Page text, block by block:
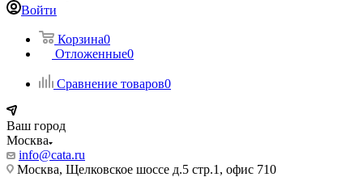
Войти
Корзина0
Отложенные0
Сравнение товаров0
Ваш город
Москва
info@cata.ru
Москва, Щелковское шоссе д.5 стр.1, офис 710